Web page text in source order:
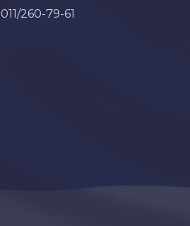
011/260-79-61